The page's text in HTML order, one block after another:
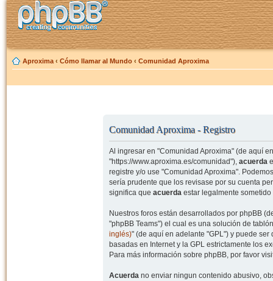
Aproxima ‹ Cómo llamar al Mundo ‹ Comunidad Aproxima
Comunidad Aproxima - Registro
Al ingresar en "Comunidad Aproxima" (de aquí
"https://www.aproxima.es/comunidad"), acuerda
registre y/o use "Comunidad Aproxima".
sería prudente que los revisase por su cuenta
significa que acuerdaestar legalmente sometido
Nuestros foros están desarrollados por phpBB
"phpBB Teams") el cual es una solución de
inglés)" (de aquí en adelante "GPL") y puede
basadas en Internet y la GPL estrictamente los
Para más información sobre phpBB, por favor
Acuerdano enviar ningun contenido abusivo,